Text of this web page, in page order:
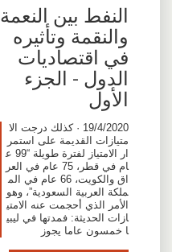
النفط بين النعمة
والنقمة وتأثيره
في اقتصاديات
الدول - الجزء
الأول
19/4/2020 · كذلك درجت الا
متيازات القديمة على استمر
ار الامتياز لفترة طويلة “99 ع
ام في قطر، 75 عام في العر
اق والكويت، 66 عام في الم
ملكة العربية السعودية”، وهو
الأمر الذي أحجمت عنه الامتي
ازات الحديثة: فمدتها في ليبي
ا خمسون عاما يجوز